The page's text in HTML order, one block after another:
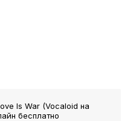
Is War (Vocaloid на
бесплатно